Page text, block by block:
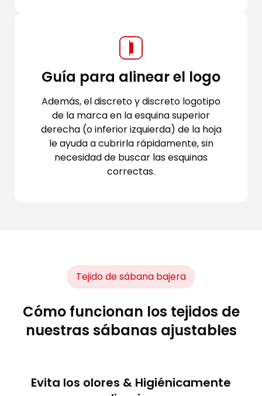
Guía para alinear el logo
Además, el discreto y discreto logotipo
de la marca en la esquina superior
derecha (o inferior izquierda) de la hoja
le ayuda a cubrirla rápidamente, sin
necesidad de buscar las esquinas
correctas.
Tejido de sábana bajera
Cómo funcionan los tejidos de
nuestras sábanas ajustables
Evita los olores & Higiénicamente